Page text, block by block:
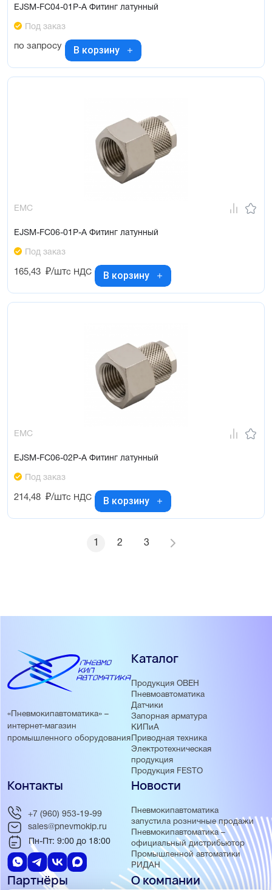
EJSM-FC04-01P-A Фитинг латунный
Под заказ
по запросу В корзину
EMC
EJSM-FC06-01P-A Фитинг латунный
Под заказ
165,43 ₽/штс НДС В корзину
EMC
EJSM-FC06-02P-A Фитинг латунный
Под заказ
214,48 ₽/штс НДС В корзину
1 2 3
«Пневмокипавтоматика» –
интернет-магазин
промышленного оборудования
Каталог
Продукция ОВЕН
Пневмоавтоматика
Датчики
Запорная арматура
КИПиА
Приводная техника
Электротехническая
продукция
Продукция FESTO
Новости
Пневмокипавтоматика
запустила розничные продажи
Пневмокипавтоматика –
официальный дистрибьютор
Промышленной автоматики
РИДАН
Партнёры О компании
Контакты
+7 (960) 953-19-99
sales@pnevmokip.ru
Пн-Пт: 9:00 до 18:00